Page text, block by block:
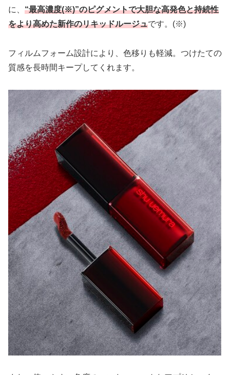
に、 “最高濃度(※)”のピグメントで大胆な高発色と持続性
をより高めた新作のリキッドルージュです。(※)
フィルムフォーム設計により、色移りも軽減。つけたての
質感を長時間キープしてくれます。